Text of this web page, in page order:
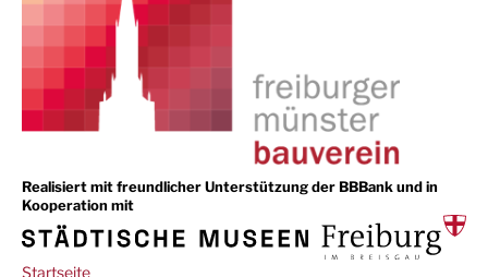
Realisiert mit freundlicher Unterstützung der BBBank und in
Kooperation mit
Main
Startseite